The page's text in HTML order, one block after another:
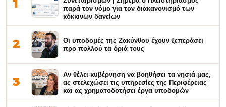
1
παρά τον νόμο για τον διακανονισμό των
κόκκινων δανείων
2
Οι υποδομές της Ζακύνθου έχουν ξεπεράσει
προ πολλού τα όριά τους
3
Αν θέλει κυβέρνηση να βοηθήσει τα νησιά μας,
ας στελεχώσει τις υπηρεσίες της Περιφέρειας
και ας χρηματοδοτήσει έργα υποδομών